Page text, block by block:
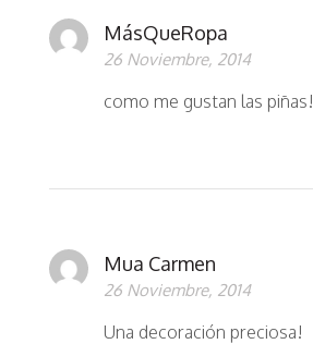
MásQueRopa
26 Noviembre, 2014
como me gustan las piñas!
Mua Carmen
26 Noviembre, 2014
Una decoración preciosa!